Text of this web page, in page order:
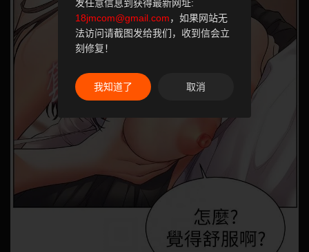
发任意信息到获得最新网址:
18jmcom@gmail.com，如果网站无
法访问请截图发给我们，收到信会立
刻修复！
我知道了 取消